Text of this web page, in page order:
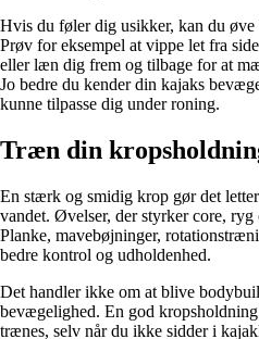
Hvis du føler dig usikker, kan du øve
Prøv for eksempel at vippe let fra
eller læn dig frem og tilbage for at
Jo bedre du kender din kajaks
kunne tilpasse dig under roning.
Træn din
En stærk og smidig krop gør det
vandet. Øvelser, der styrker core,
Planke, mavebøjninger,
bedre kontrol og udholdenhed.
Det handler ikke om at blive
bevægelighed. En god
trænes, selv når du ikke sidder i